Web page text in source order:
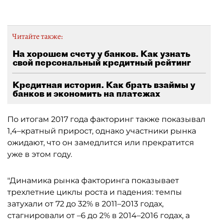
Читайте также:
На хорошем счету у банков. Как узнать
свой персональный кредитный рейтинг
Кредитная история. Как брать взаймы у
банков и экономить на платежах
По итогам 2017 года факторинг также показывал
1,4–кратный прирост, однако участники рынка
ожидают, что он замедлится или прекратится
уже в этом году.
"Динамика рынка факторинга показывает
трехлетние циклы роста и падения: темпы
затухали от 72 до 32% в 2011–2013 годах,
стагнировали от –6 до 2% в 2014–2016 годах, а